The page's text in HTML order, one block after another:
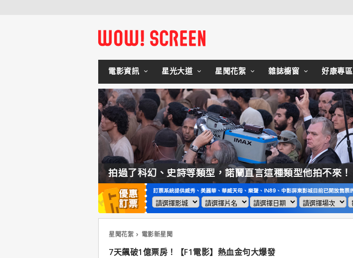
電影資訊 星光大道 星聞花絮 雜誌櫥窗 好康專區
拍過了科幻、史詩等類型，諾蘭直言這種類型他拍不來！
星聞花絮 電影新星聞
7天飆破1億票房！【F1電影】熱血金句大爆發